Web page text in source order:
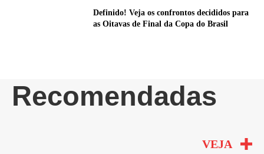
Definido! Veja os confrontos decididos para
as Oitavas de Final da Copa do Brasil
Recomendadas
VEJA